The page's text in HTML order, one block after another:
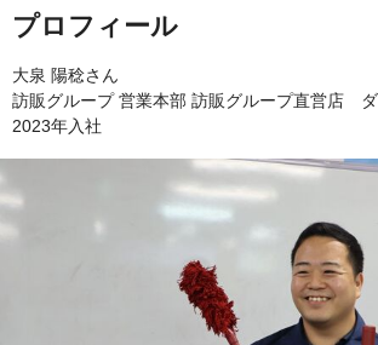
プロフィール
大泉 陽稔さん
訪販グループ 営業本部 訪販グループ直営店
2023年入社